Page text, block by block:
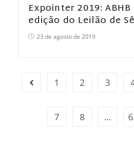
Expointer 2019:
edição do Leilão de
23 de agosto de 2019
1 2 3
7 8 …